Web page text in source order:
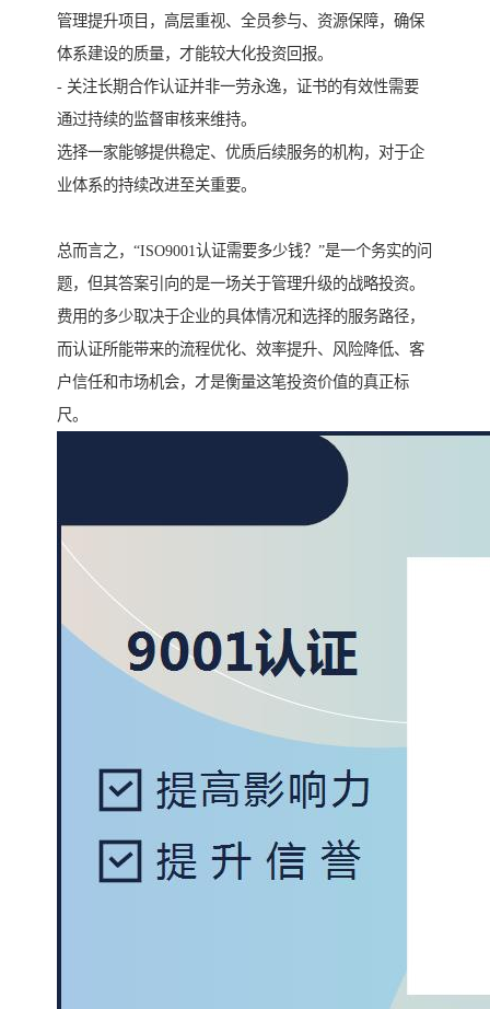
管理提升项目，高层重视、全员参与、资源保障，确保
体系建设的质量，才能较大化投资回报。
- 关注长期合作认证并非一劳永逸，证书的有效性需要
通过持续的监督审核来维持。
选择一家能够提供稳定、优质后续服务的机构，对于企
业体系的持续改进至关重要。
总而言之，“ISO9001认证需要多少钱？”是一个务实的问
题，但其答案引向的是一场关于管理升级的战略投资。
费用的多少取决于企业的具体情况和选择的服务路径，
而认证所能带来的流程优化、效率提升、风险降低、客
户信任和市场机会，才是衡量这笔投资价值的真正标
尺。